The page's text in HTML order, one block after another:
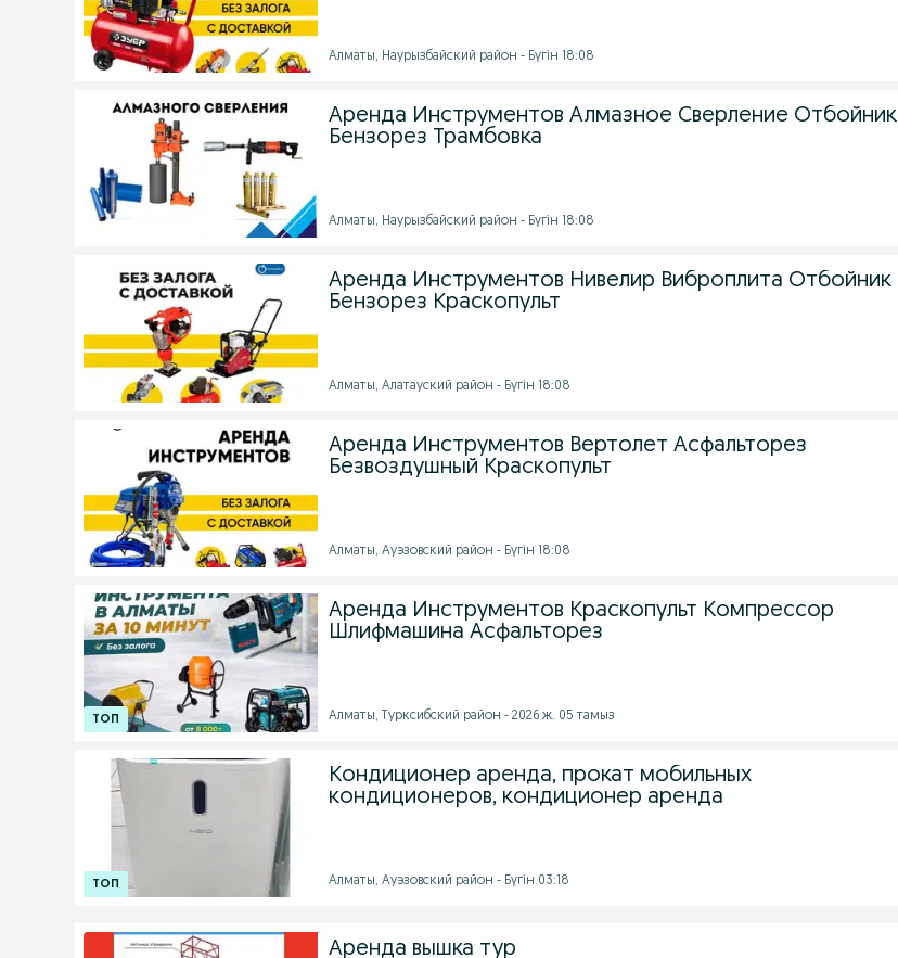
Алматы, Наурызбайский район - Бүгін 18:08
Аренда Инструментов Алмазное Сверление Отбойник
Бензорез Трамбовка
Алматы, Наурызбайский район - Бүгін 18:08
Аренда Инструментов Нивелир Виброплита Отбойник
Бензорез Краскопульт
Алматы, Алатауский район - Бүгін 18:08
Аренда Инструментов Вертолет Асфальторез
Безвоздушный Краскопульт
Алматы, Ауэзовский район - Бүгін 18:08
Аренда Инструментов Краскопульт Компрессор
Шлифмашина Асфальторез
Алматы, Турксибский район - 2026 ж. 05 тамыз
Кондиционер аренда, прокат мобильных
кондиционеров, кондиционер аренда
Алматы, Ауэзовский район - Бүгін 03:18
Аренда вышка тур